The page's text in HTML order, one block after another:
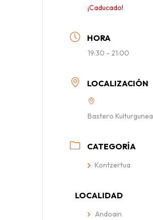
¡Caducado!
HORA
19:30 - 21:00
LOCALIZACIÓN
Bastero Kulturgunea
CATEGORÍA
Kontzertua
LOCALIDAD
Andoain